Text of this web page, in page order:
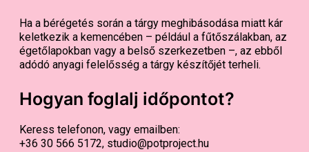
Ha a bérégetés során a tárgy meghibásodása miatt kár
keletkezik a kemencében – például a fűtőszálakban, az
égetőlapokban vagy a belső szerkezetben –, az ebből
adódó anyagi felelősség a tárgy készítőjét terheli.
Hogyan foglalj időpontot?
Keress telefonon, vagy emailben:
+36 30 566 5172, studio@potproject.hu